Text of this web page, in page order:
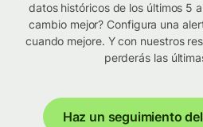
datos históricos de los últimos 5
cambio mejor? Configura una
cuando mejore. Y con nuestros
perderás las
Haz un seguimiento